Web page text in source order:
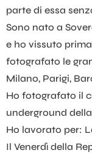
parte di essa
Sono nato a
e ho vissuto
fotografato le
Milano, Parigi,
Ho fotografato il
underground
Ho lavorato per:
Il Venerdì della